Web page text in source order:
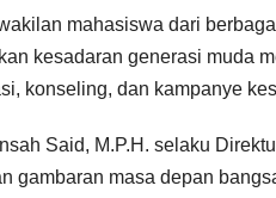
mahasiswa dari
kesadaran generasi muda
konseling, dan kampanye
Said, M.P.H. selaku
gambaran masa depan